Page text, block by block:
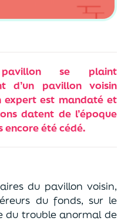
pavillon se plaint
d’un pavillon voisin
expert est mandaté et
datent de l’époque
encore été cédé.
du pavillon voisin,
du fonds, sur le
du trouble anormal de